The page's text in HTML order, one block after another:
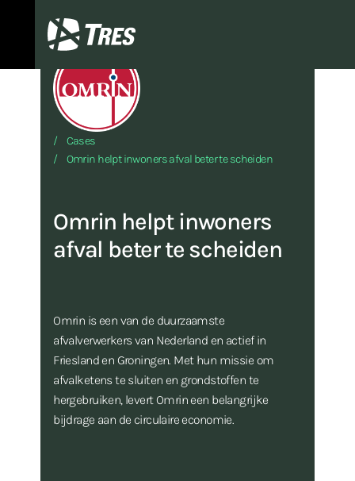
Cases
Omrin helpt inwoners afval beter te scheiden
Omrin helpt inwoners
afval beter te scheiden
Omrin is een van de duurzaamste
afvalverwerkers van Nederland en actief in
Friesland en Groningen. Met hun missie om
afvalketens te sluiten en grondstoffen te
hergebruiken, levert Omrin een belangrijke
bijdrage aan de circulaire economie.